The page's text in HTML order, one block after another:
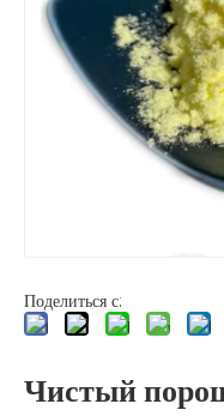
Поделиться с:
Чистый